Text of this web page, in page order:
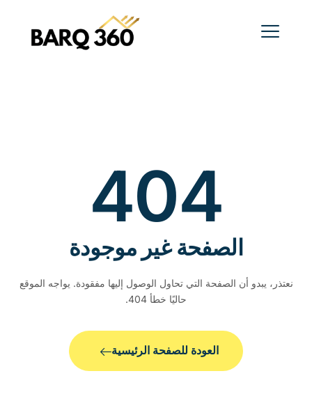
404
الصفحة غير موجودة
نعتذر، يبدو أن الصفحة التي تحاول الوصول إليها مفقودة. يواجه الموقع
حاليًا خطأ 404.
العودة للصفحة الرئيسية